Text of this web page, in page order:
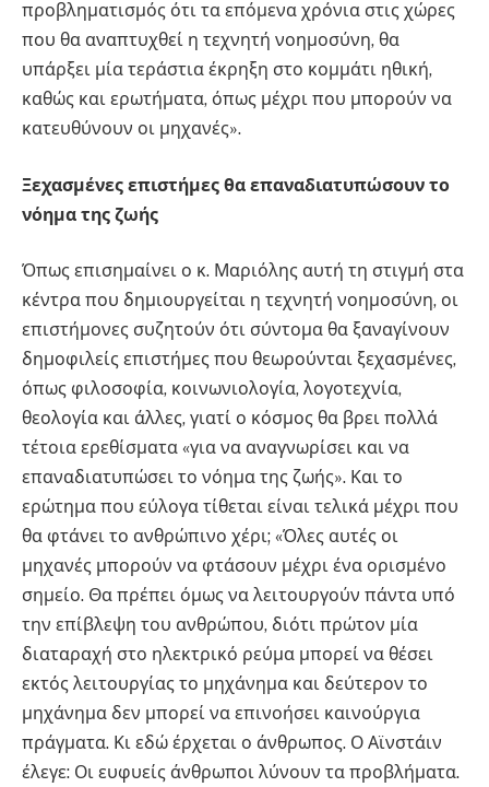
προβληματισμός ότι τα επόμενα χρόνια στις χώρες
που θα αναπτυχθεί η τεχνητή νοημοσύνη, θα
υπάρξει μία τεράστια έκρηξη στο κομμάτι ηθική,
καθώς και ερωτήματα, όπως μέχρι που μπορούν να
κατευθύνουν οι μηχανές».
Ξεχασμένες επιστήμες θα επαναδιατυπώσουν το
νόημα της ζωής
Όπως επισημαίνει ο κ. Μαριόλης αυτή τη στιγμή στα
κέντρα που δημιουργείται η τεχνητή νοημοσύνη, οι
επιστήμονες συζητούν ότι σύντομα θα ξαναγίνουν
δημοφιλείς επιστήμες που θεωρούνται ξεχασμένες,
όπως φιλοσοφία, κοινωνιολογία, λογοτεχνία,
θεολογία και άλλες, γιατί ο κόσμος θα βρει πολλά
τέτοια ερεθίσματα «για να αναγνωρίσει και να
επαναδιατυπώσει το νόημα της ζωής». Και το
ερώτημα που εύλογα τίθεται είναι τελικά μέχρι που
θα φτάνει το ανθρώπινο χέρι; «Όλες αυτές οι
μηχανές μπορούν να φτάσουν μέχρι ένα ορισμένο
σημείο. Θα πρέπει όμως να λειτουργούν πάντα υπό
την επίβλεψη του ανθρώπου, διότι πρώτον μία
διαταραχή στο ηλεκτρικό ρεύμα μπορεί να θέσει
εκτός λειτουργίας το μηχάνημα και δεύτερον το
μηχάνημα δεν μπορεί να επινοήσει καινούργια
πράγματα. Κι εδώ έρχεται ο άνθρωπος. Ο Αϊνστάιν
έλεγε: Οι ευφυείς άνθρωποι λύνουν τα προβλήματα.